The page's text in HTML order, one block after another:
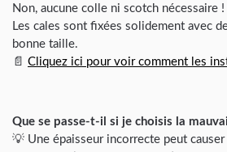
Non, aucune colle ni scotch nécessaire !
Les cales sont fixées solidement avec
bonne taille.
📄 Cliquez ici pour voir comment les
Que se passe-t-il si je choisis la
💡 Une épaisseur incorrecte peut